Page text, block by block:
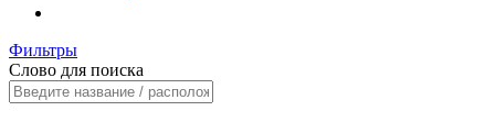
Фильтры
Слово для поиска